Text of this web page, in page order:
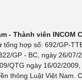
- Thành viên INCOM
tổng hợp số: 692/GP-
GP - BC, ngày 26/
QTG ngày 16/02/
thông Luật Việt Nam.